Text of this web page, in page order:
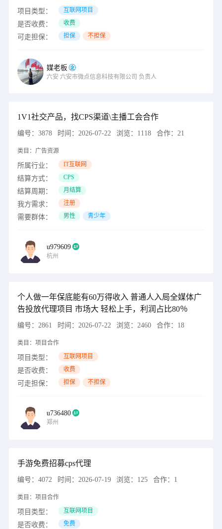
项目类型： 互联网项目
是否收费： 收费
可走担保： 担保 不担保
媒老板
六安 六安市微点信息科技有限公司 负责人
1V1社交产品，找CPS渠道\主播工会合作
编号： 3878 时间： 2026-07-22 浏览： 1118 合作： 21
类目： 广告资源
所属行业： IT互联网
结算方式： CPS
结算周期： 月结算
我方需求： 注册
需要群体： 男性 青少年
u979609
杭州
个人做一年保底能有60万得收入 普通人入局全媒体广
告投放代理项目 市场大 轻松上手，利润占比80％
编号： 2861 时间： 2026-07-22 浏览： 2460 合作： 18
类目： 项目合作
项目类型： 互联网项目
是否收费： 收费
可走担保： 担保 不担保
u736480
郑州
手游免费招募cps代理
编号： 4072 时间： 2026-07-19 浏览： 125 合作： 1
类目： 项目合作
项目类型： 互联网项目
是否收费： 免费